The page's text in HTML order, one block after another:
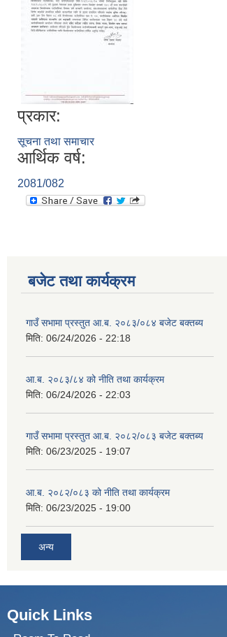
प्रकार:
सूचना तथा समाचार
आर्थिक वर्ष:
2081/082
बजेट तथा कार्यक्रम
गाउँ सभामा प्रस्तुत आ.ब. २०८३/०८४ बजेट बक्तब्य
मिति: 06/24/2026 - 22:18
आ.ब. २०८३/८४ को नीति तथा कार्यक्रम
मिति: 06/24/2026 - 22:03
गाउँ सभामा प्रस्तुत आ.ब. २०८२/०८३ बजेट बक्तब्य
मिति: 06/23/2025 - 19:07
आ.ब. २०८२/०८३ को नीति तथा कार्यक्रम
मिति: 06/23/2025 - 19:00
अन्य
Quick Links